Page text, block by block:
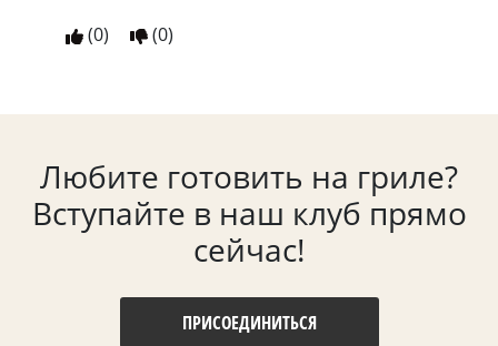
(0) (0)
Любите готовить на гриле?
Вступайте в наш клуб прямо
сейчас!
ПРИСОЕДИНИТЬСЯ